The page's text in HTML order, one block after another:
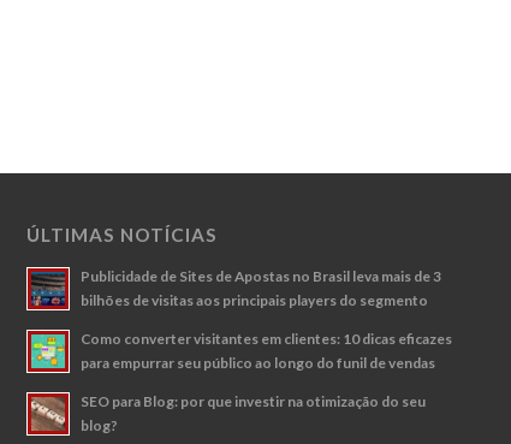
ÚLTIMAS NOTÍCIAS
Publicidade de Sites de Apostas no Brasil leva mais de 3
bilhões de visitas aos principais players do segmento
Como converter visitantes em clientes: 10 dicas eficazes
para empurrar seu público ao longo do funil de vendas
SEO para Blog: por que investir na otimização do seu
blog?